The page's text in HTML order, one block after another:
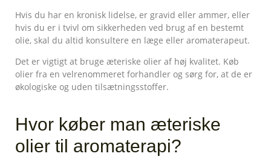
Hvis du har en kronisk lidelse, er gravid eller ammer, eller
hvis du er i tvivl om sikkerheden ved brug af en bestemt
olie, skal du altid konsultere en læge eller aromaterapeut.
Det er vigtigt at bruge æteriske olier af høj kvalitet. Køb
olier fra en velrenommeret forhandler og sørg for, at de er
økologiske og uden tilsætningsstoffer.
Hvor køber man æteriske
olier til aromaterapi?